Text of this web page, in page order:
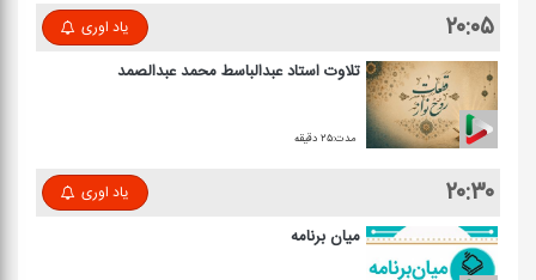
۲۰:۰۵ یاد اوری
تلاوت استاد عبدالباسط محمد عبدالصمد
مدت:۲۵ دقیقه
۲۰:۳۰ یاد اوری
میان برنامه